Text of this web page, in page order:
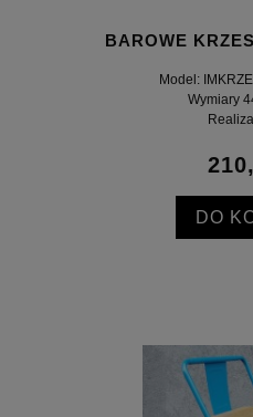
BAROWE
Model:
Wymiary
DO